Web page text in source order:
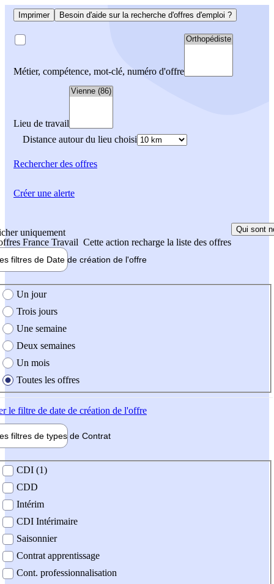
Imprimer Besoin d'aide sur la recherche d'offres d'emploi ?
Métier, compétence, mot-clé, numéro d'offre
Lieu de travail
Distance autour du lieu choisi
Rechercherdes offres
uniquement
France Travail Cette action recharge la liste des offres
Qui sont
filtres de Date de création de l'offre
création de l'offre
Un jour
Trois jours
Une semaine
Deux semaines
Un mois
Toutes les offres
le filtre de date de création de l'offre
filtres de types de Contrat
contrat
CDI (1)
CDD
Intérim
CDI Intérimaire
Saisonnier
Contrat apprentissage
Cont. professionnalisation
Créer une alerte